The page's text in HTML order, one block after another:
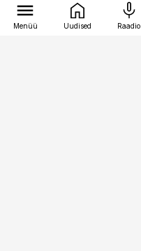
Menüü Uudised Raadio